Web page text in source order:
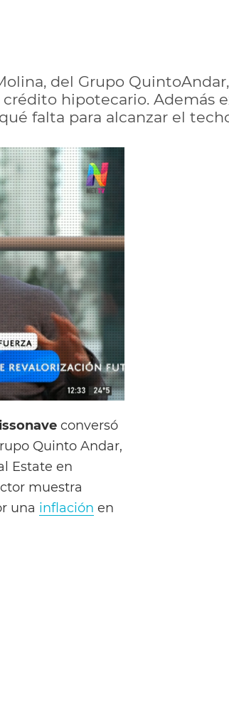
del Grupo
hipotecario. Además
falta para alcanzar el
conversó
Quinto Andar,
Estate en
muestra
una inflación en